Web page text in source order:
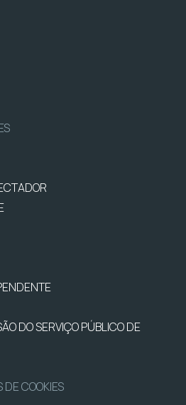
DO SERVIÇO PÚBLICO DE
DE COOKIES